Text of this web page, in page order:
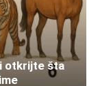
otkrijte šta